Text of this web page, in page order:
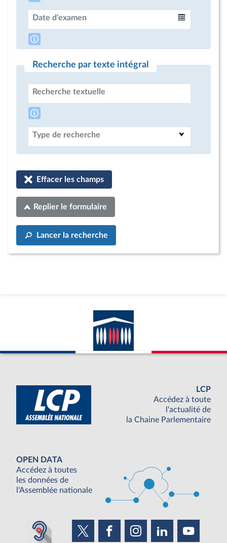
Date d'examen
Recherche par texte intégral
Recherche textuelle
Type de recherche
Effacer les champs
Replier le formulaire
Lancer la recherche
LCP
Accédez à toute
l'actualité de
la Chaine Parlementaire
OPEN DATA
Accédez à toutes
les données de
l'Assemblée nationale